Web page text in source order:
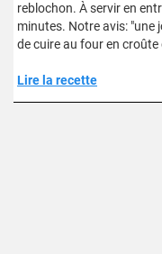
reblochon. À servir en
minutes. Notre avis: "une
de cuire au four en croûte
Lire la recette